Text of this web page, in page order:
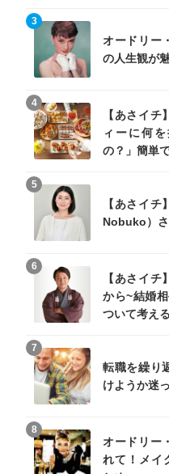
オードリー
の人生観が魅
3
【あさイ
ィーに何
の？」簡単
4
【あさイ
Nobuko）
5
【あさイ
から~結婚
ついて考える
6
転職を繰り
けようか迷
7
オードリー
れて！メイ
8